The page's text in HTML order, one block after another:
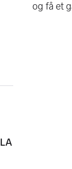
og få et